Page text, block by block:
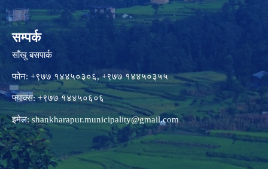
सम्पर्क
साँखु बसपार्क
फोन: +९७७ १४४५०३०६, +९७७ १४४५०३५५
फ्याक्स: +९७७ १४४५०६०६
इमेल: shankharapur.municipality@gmail.com